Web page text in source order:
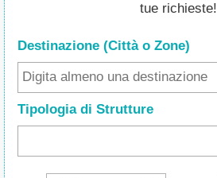
tue richieste!
Destinazione (Città o Zone)
Tipologia di Strutture